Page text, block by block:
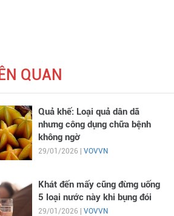
QUAN
Quả khế: Loại quả dân dã
nhưng công dụng chữa bệnh
không ngờ
29/01/2026 | VOVVN
Khát đến mấy cũng đừng uống
5 loại nước này khi bụng đói
29/01/2026 | VOVVN